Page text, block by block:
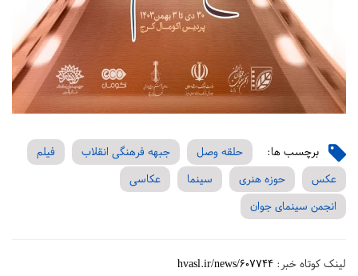
برچسب ها: حلقه وصل جبهه فرهنگی انقلاب
فیلم
عکس
حوزه هنری سینما
عکاسی
انجمن سینمای جوان
لینک کوتاه خبر: hvasl.ir/news/607744